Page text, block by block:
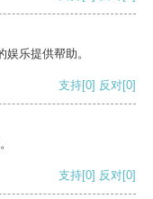
乐提供帮助。
支持[0] 反对[0]
支持[0] 反对[0]